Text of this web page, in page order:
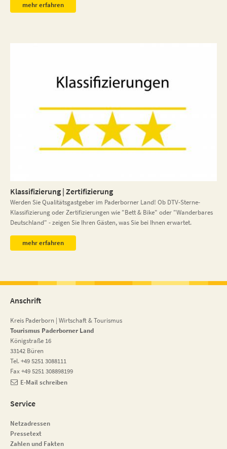
mehr erfahren
Klassifizierung | Zertifizierung
Werden Sie Qualitätsgastgeber im Paderborner Land! Ob DTV-Sterne-
Klassifizierung oder Zertifizierungen wie "Bett & Bike" oder "Wanderbares
Deutschland" - zeigen Sie Ihren Gästen, was Sie bei Ihnen erwartet.
mehr erfahren
Anschrift
Kreis Paderborn | Wirtschaft & Tourismus
Tourismus Paderborner Land
Königstraße 16
33142 Büren
Tel. +49 5251 3088111
Fax +49 5251 308898199
E-Mail schreiben
Service
Netzadressen
Pressetext
Zahlen und Fakten